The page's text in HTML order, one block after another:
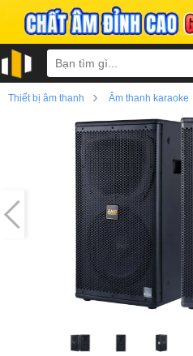
Thiết bị âm thanh › Âm thanh karaoke